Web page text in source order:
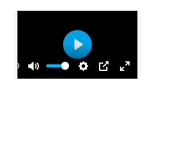
Mute Settings
PIP Enter
Play